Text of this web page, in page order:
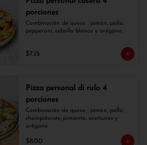
porciones
Combinación de queso , jamón, pollo,
pepperoni, cebolla blanca y orégano.
$7.15
Pizza personal di rulo 4
porciones
Combinación de queso , jamón, pollo,
champiñones, pimiento, aceitunas y
orégano.
$8.00